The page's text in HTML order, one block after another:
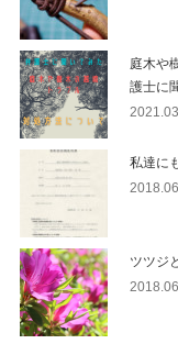
庭木や
護士に
私達に
ツツジ